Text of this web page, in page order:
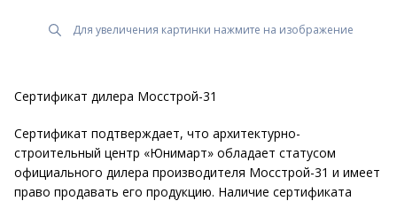
Для увеличения картинки нажмите на изображение
Сертификат дилера Мосстрой-31
Сертификат подтверждает, что архитектурно-
строительный центр «Юнимарт» обладает статусом
официального дилера производителя Мосстрой-31 и имеет
право продавать его продукцию. Наличие сертификата